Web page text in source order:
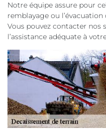
Notre équipe assure pour
remblayage ou
Vous pouvez contacter nos
l’assistance adéquate à